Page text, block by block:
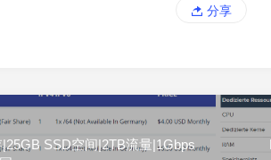
分享
SSD空间|2TB流量|1Gbps